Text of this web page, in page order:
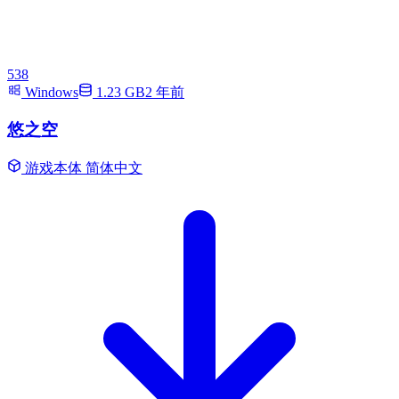
538
Windows
1.23 GB2 年前
悠之空
游戏本体 简体中文